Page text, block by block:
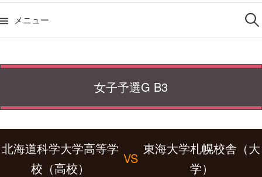
メニュー
検
索:
女子予選G B3
北海道科学大学高等学
校（高校）
VS
東海大学札幌校舎（大
学）